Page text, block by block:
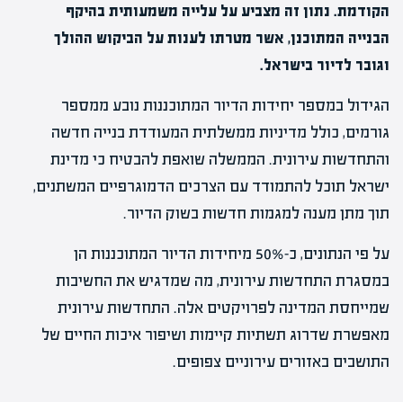
הקודמת. נתון זה מצביע על עלייה משמעותית בהיקף
הבנייה המתוכנן, אשר מטרתו לענות על הביקוש ההולך
וגובר לדיור בישראל.
הגידול במספר יחידות הדיור המתוכננות נובע ממספר
גורמים, כולל מדיניות ממשלתית המעודדת בנייה חדשה
והתחדשות עירונית. הממשלה שואפת להבטיח כי מדינת
ישראל תוכל להתמודד עם הצרכים הדמוגרפיים המשתנים,
תוך מתן מענה למגמות חדשות בשוק הדיור.
על פי הנתונים, כ-50% מיחידות הדיור המתוכננות הן
במסגרת התחדשות עירונית, מה שמדגיש את החשיבות
שמייחסת המדינה לפרויקטים אלה. התחדשות עירונית
מאפשרת שדרוג תשתיות קיימות ושיפור איכות החיים של
התושבים באזורים עירוניים צפופים.